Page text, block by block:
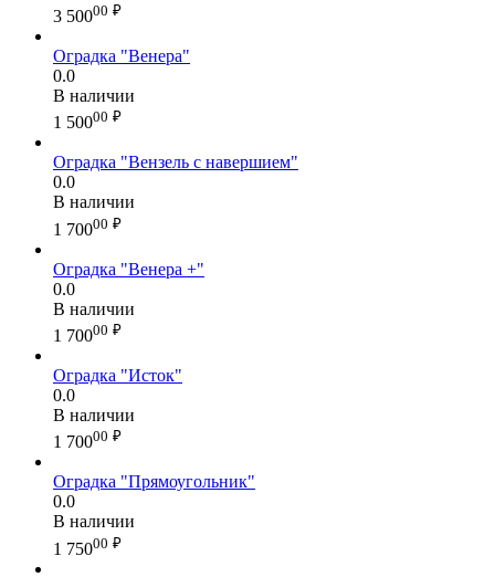
3 50000 ₽
Оградка "Венера"
0.0
В наличии
1 50000 ₽
Оградка "Вензель с навершием"
0.0
В наличии
1 70000 ₽
Оградка "Венера +"
0.0
В наличии
1 70000 ₽
Оградка "Исток"
0.0
В наличии
1 70000 ₽
Оградка "Прямоугольник"
0.0
В наличии
1 75000 ₽